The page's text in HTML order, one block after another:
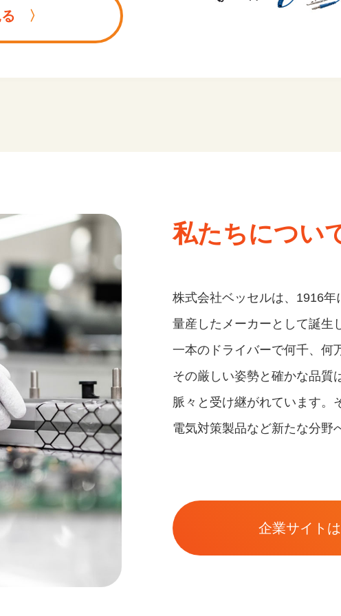
私たちについ
株式会社ベッセルは、1916
量産したメーカーとして誕生
一本のドライバーで何千、
その厳しい姿勢と確かな品質
脈々と受け継がれています。
電気対策製品など新たな分野
企業サイト